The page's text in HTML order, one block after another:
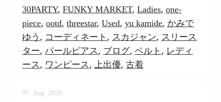
30PARTY,FUNKY MARKET,Ladies,one-
piece,ootd,threestar,Used,yu kamide,かみで
ゆう , コーディネート , スカジャン, スリース
ター,パールピアス , ブログ,ベルト , レディ
ース , ワンピース , 上出優,古着
07. Aug. 2026